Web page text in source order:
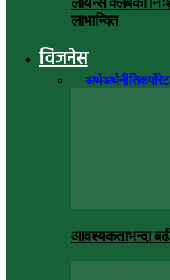
लाभान्वित
विजनेस
अर्थअर्थनीतिकर्पोरेट
आवश्यकताभन्दा